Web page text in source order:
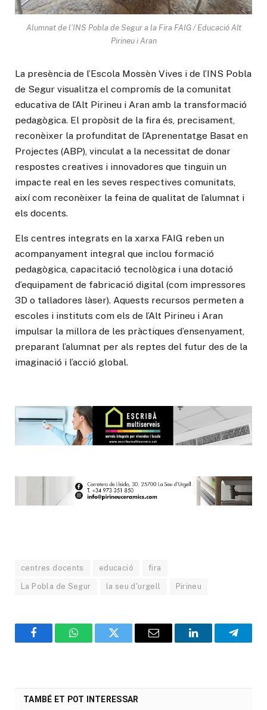
Alumnat de l’INS Pobla de Segur a la Fira FAIG / Educació Alt
Pirineu i Aran
La presència de l’Escola Mossèn Vives i de l’INS Pobla
de Segur visualitza el compromís de la comunitat
educativa de l’Alt Pirineu i Aran amb la transformació
pedagògica. El propòsit de la fira és, precisament,
reconèixer la profunditat de l’Aprenentatge Basat en
Projectes (ABP), vinculat a la necessitat de donar
respostes creatives i innovadores que tinguin un
impacte real en les seves respectives comunitats,
així com reconèixer la feina de qualitat de l’alumnat i
els docents.
Els centres integrats en la xarxa FAIG reben un
acompanyament integral que inclou formació
pedagògica, capacitació tecnològica i una dotació
d’equipament de fabricació digital (com impressores
3D o talladores làser). Aquests recursos permeten a
escoles i instituts com els de l’Alt Pirineu i Aran
impulsar la millora de les pràctiques d’ensenyament,
preparant l’alumnat per als reptes del futur des de la
imaginació i l’acció global.
centres docents educació fira
La Pobla de Segur la seu d'urgell Pirineu
FacebookWhatsAppTwitter Email LinkedIn
TAMBÉ ET POT INTERESSAR